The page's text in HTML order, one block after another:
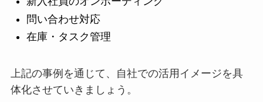
問い合わせ対応
在庫・タスク管理
上記の事例を通じて、自社での活用イメージを具
体化させていきましょう。